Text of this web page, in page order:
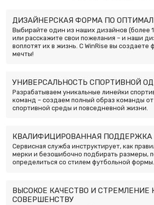
ДИЗАЙНЕРСКАЯ ФОРМА ПО
Выбирайте один из наших дизайнов (более
или расскажите свои пожелания – и наши
воплотят их в жизнь. С WinRise вы создаете
мечты!
УНИВЕРСАЛЬНОСТЬ СПОРТИВНОЙ
Разрабатываем уникальные линейки
команд – создаем полный образ команды
спортивной среды и повседневной жизни.
КВАЛИФИЦИРОВАННАЯ ПОДДЕРЖКА
Сервисная служба инструктирует, как
мерки и безошибочно подбирать размеры,
определиться со стилем футбольной формы.
ВЫСОКОЕ КАЧЕСТВО И СТРЕМЛЕНИЕ
СОВЕРШЕНСТВУ